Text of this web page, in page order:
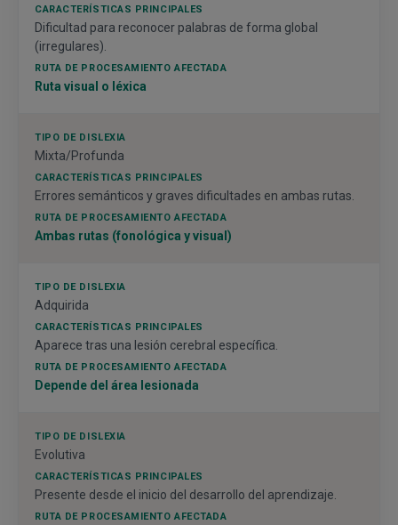
Dificultad para reconocer palabras de forma global
(irregulares).
Ruta visual o léxica
Mixta/Profunda
Errores semánticos y graves dificultades en ambas rutas.
Ambas rutas (fonológica y visual)
Adquirida
Aparece tras una lesión cerebral específica.
Depende del área lesionada
Evolutiva
Presente desde el inicio del desarrollo del aprendizaje.